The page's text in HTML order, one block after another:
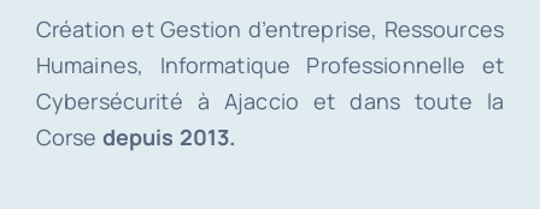
Création et Gestion d’entreprise, Ressources
Humaines, Informatique Professionnelle et
Cybersécurité à Ajaccio et dans toute la
Corse depuis 2013.